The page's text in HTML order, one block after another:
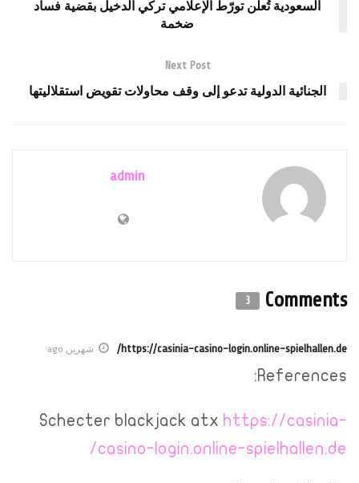
السعودية تُعلن تورّط الإعلامي تركي الدخيل بقضية فساد
ضخمة
Next Post
الجنائية الدولية تدعو إلى وقف محاولات تقويض استقلاليتها
admin
3
https://casinia-casino-login.online- شهرين ago
Schecter blackjack atxhttps://
casino-login.online-